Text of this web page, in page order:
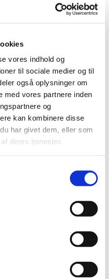
vores indhold og
til sociale medier og til
også oplysninger om
med vores partnere inden
og
kan kombinere disse
har givet dem, eller som
deres tjenester.